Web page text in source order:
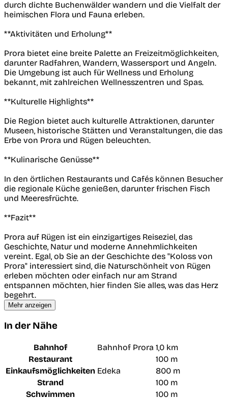
durch dichte Buchenwälder wandern und die Vielfalt der
heimischen Flora und Fauna erleben.
**Aktivitäten und Erholung**
Prora bietet eine breite Palette an Freizeitmöglichkeiten,
darunter Radfahren, Wandern, Wassersport und Angeln.
Die Umgebung ist auch für Wellness und Erholung
bekannt, mit zahlreichen Wellnesszentren und Spas.
**Kulturelle Highlights**
Die Region bietet auch kulturelle Attraktionen, darunter
Museen, historische Stätten und Veranstaltungen, die das
Erbe von Prora und Rügen beleuchten.
**Kulinarische Genüsse**
In den örtlichen Restaurants und Cafés können Besucher
die regionale Küche genießen, darunter frischen Fisch
und Meeresfrüchte.
**Fazit**
Prora auf Rügen ist ein einzigartiges Reiseziel, das
Geschichte, Natur und moderne Annehmlichkeiten
vereint. Egal, ob Sie an der Geschichte des "Koloss von
Prora" interessiert sind, die Naturschönheit von Rügen
erleben möchten oder einfach nur am Strand
entspannen möchten, hier finden Sie alles, was das Herz
begehrt.
Mehr anzeigen
In der Nähe
Bahnhof Bahnhof Prora 1,0 km
Restaurant
100 m
Einkaufsmöglichkeiten Edeka
800 m
Strand
100 m
Schwimmen
100 m